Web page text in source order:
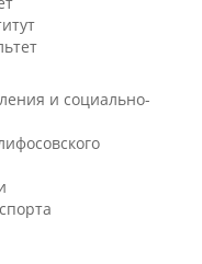
и социально-